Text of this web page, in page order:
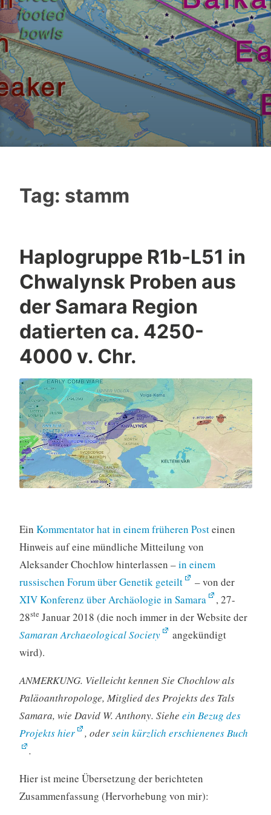
Tag: stamm
Haplogruppe R1b-L51 in
Chwalynsk Proben aus
der Samara Region
datierten ca. 4250-
4000 v. Chr.
Ein Kommentator hat in einem früheren Posteinen
Hinweis auf eine mündliche Mitteilung von
Aleksander Chochlow hinterlassen –in einem
russischen Forum über Genetik geteilt
– von der
XIV Konferenz über Archäologie in Samara
, 27-
28ste Januar 2018 (die noch immer in der Website der
Samaran Archaeological Society
angekündigt
wird).
ANMERKUNG. Vielleicht kennen Sie Chochlow als
Paläoanthropologe, Mitglied des Projekts des Tals
Samara, wie David W. Anthony. Siehe ein Bezug des
Projekts hier
, odersein kürzlich erschienenes Buch
.
Hier ist meine Übersetzung der berichteten
Zusammenfassung (Hervorhebung von mir):